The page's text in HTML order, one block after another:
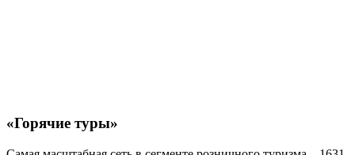
«Горячие туры»